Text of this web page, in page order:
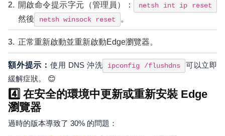
開啟命令提示字元（管理員）： netsh int ip reset
然後 netsh winsock reset 。
正常重新啟動並重新啟動Edge瀏覽器。
額外提示： 使用 DNS 沖洗 ipconfig /flushdns
可以立即
緩解症狀。 😊
4️⃣ 在安全的環境中更新或重新安裝 Edge
瀏覽器
過時的版本導致了 30% 的問題：